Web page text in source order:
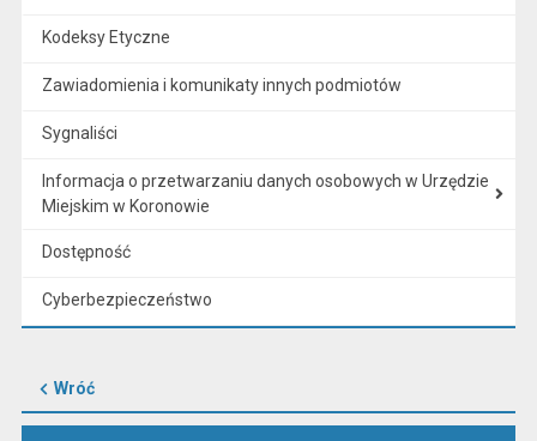
Kodeksy Etyczne
Zawiadomienia i komunikaty innych podmiotów
Sygnaliści
Informacja o przetwarzaniu danych osobowych w Urzędzie
Miejskim w Koronowie
Dostępność
Cyberbezpieczeństwo
Wróć